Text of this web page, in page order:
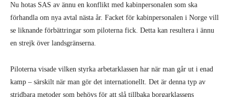
Nu hotas SAS av ännu en konflikt med kabinpersonalen som ska
förhandla om nya avtal nästa år. Facket för kabinpersonalen i Norge vill
se liknande förbättringar som piloterna fick. Detta kan resultera i ännu
en strejk över landsgränserna.
Piloterna visade vilken styrka arbetarklassen har när man går ut i enad
kamp – särskilt när man gör det internationellt. Det är denna typ av
stridbara metoder som behövs för att slå tillbaka borgarklassens